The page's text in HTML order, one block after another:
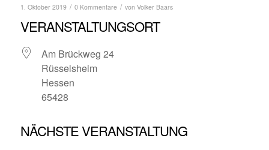
1. Oktober 2019 / 0 Kommentare / von Volker Baars
VERANSTALTUNGSORT
Am Brückweg 24
Rüsselsheim
Hessen
65428
NÄCHSTE VERANSTALTUNG